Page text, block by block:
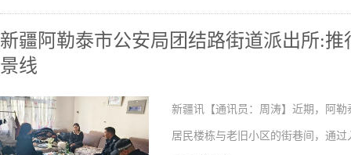
新疆阿勒泰市公安局团结路街道派出所:推
景线
新疆讯【通讯员：周涛】近期，阿
居民楼栋与老旧小区的街巷间，通